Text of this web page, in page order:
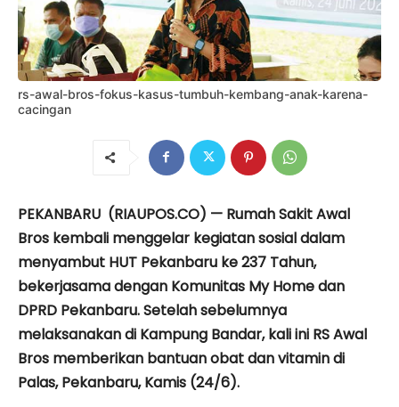
rs-awal-bros-fokus-kasus-tumbuh-kembang-anak-karena-
cacingan
PEKANBARU (RIAUPOS.CO) — Rumah Sakit Awal
Bros kembali menggelar kegiatan sosial dalam
menyambut HUT Pekanbaru ke 237 Tahun,
bekerjasama dengan Komunitas My Home dan
DPRD Pekanbaru. Setelah sebelumnya
melaksanakan di Kampung Bandar, kali ini RS Awal
Bros memberikan bantuan obat dan vitamin di
Palas, Pekanbaru, Kamis (24/6).